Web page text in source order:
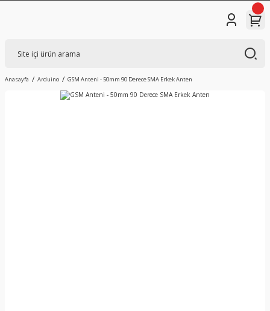
Anasayfa Arduino GSM Anteni - 50mm 90 Derece SMA Erkek Anten